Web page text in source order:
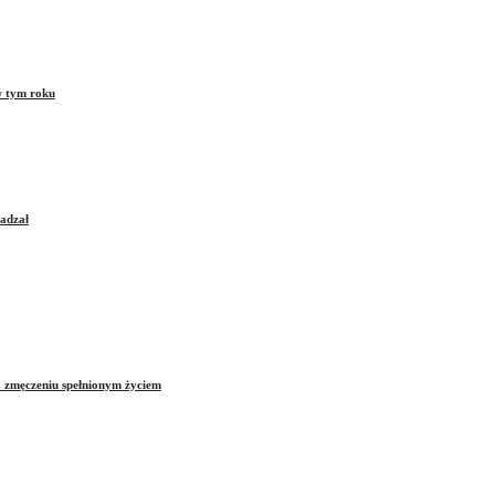
tym roku
spełnionym życiem